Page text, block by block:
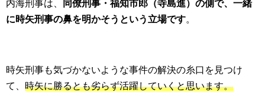
内海刑事は、
同僚刑事・福知市郎（寺島進）の側で、一緒
に時矢刑事の鼻を明かそうという立場です。
時矢刑事も気づかないような事件の解決の糸口を見つけ
て、 時矢に勝るとも劣らず活躍していくと思います。